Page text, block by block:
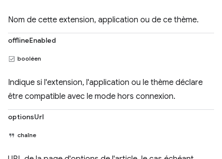
Nom de cette extension, application ou de ce thème.
offlineEnabled
booléen
Indique si l'extension, l'application ou le thème déclare
être compatible avec le mode hors connexion.
optionsUrl
chaîne